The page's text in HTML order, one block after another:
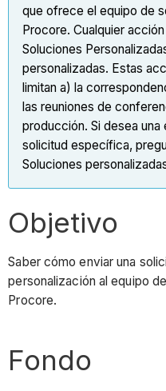
que ofrece el equipo de
Procore. Cualquier
Soluciones
personalizadas. Estas
limitan a) la
las reuniones de
producción. Si desea
solicitud específica,
Soluciones
Objetivo
Saber cómo enviar una
personalización al equipo
Procore.
Fondo